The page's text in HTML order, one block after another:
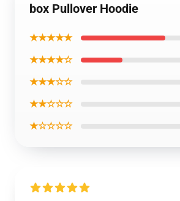
box Pullover Hoodie
★★★★★
★★★★☆
★★★☆☆
★★☆☆☆
★☆☆☆☆